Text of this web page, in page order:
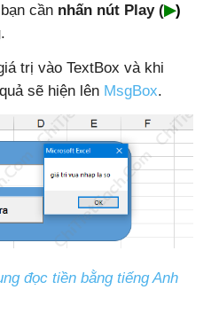
cần nhấn nút Play (▶)
.
trị vào TextBox và khi
sẽ hiện lên MsgBox.
đọc tiền bằng tiếng Anh